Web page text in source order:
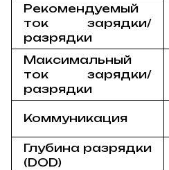
Рекомендуемый
ток зарядки/
разрядки
Максимальный
ток зарядки/
разрядки
Коммуникация
Глубина разрядки
(DOD)